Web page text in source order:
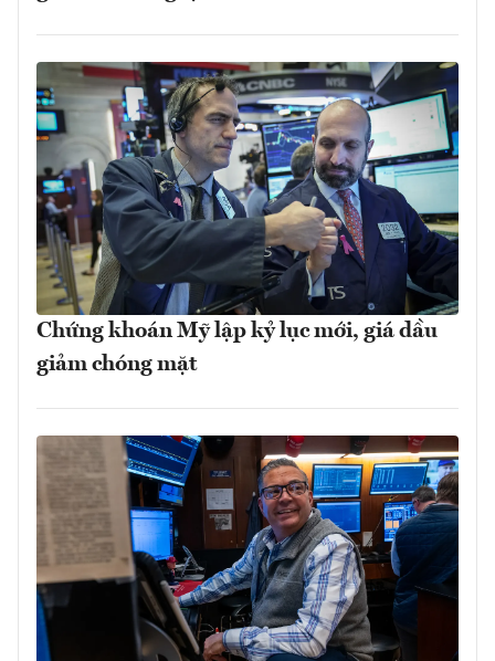
Chứng khoán Mỹ lập kỷ lục mới, giá dầu
giảm chóng mặt